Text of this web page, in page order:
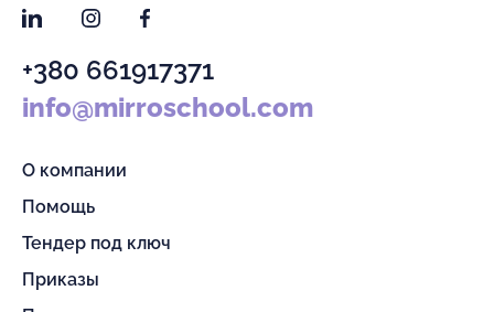
LinkedInInstagramFacebook
+380 661917371
info@mirroschool.com
О компании
Помощь
Тендер под ключ
Приказы